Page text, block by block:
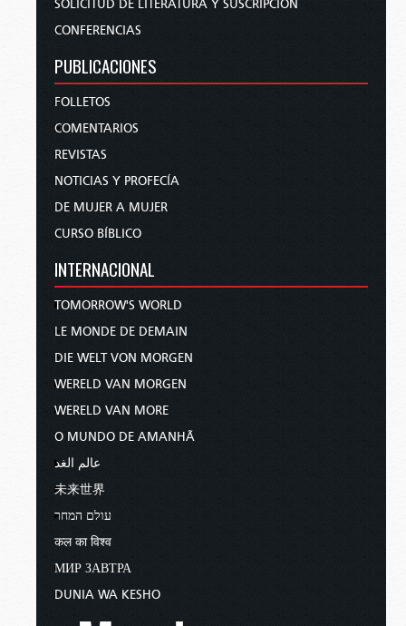
SOLICITUD DE LITERATURA Y SUSCRIPCIÓN
CONFERENCIAS
PUBLICACIONES
FOLLETOS
COMENTARIOS
REVISTAS
NOTICIAS Y PROFECÍA
DE MUJER A MUJER
CURSO BÍBLICO
INTERNACIONAL
TOMORROW'S WORLD
LE MONDE DE DEMAIN
DIE WELT VON MORGEN
WERELD VAN MORGEN
WERELD VAN MORE
O MUNDO DE AMANHÃ
عالم الغد
未来世界
עולם המחר
कल का विश्व
МИР ЗАВТРА
DUNIA WA KESHO